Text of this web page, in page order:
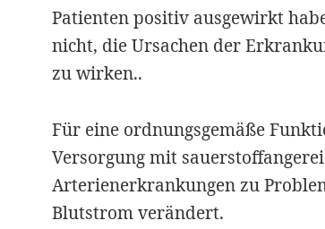
Patienten positiv ausgewirkt
nicht, die Ursachen der
zu wirken..
Für eine ordnungsgemäße
Versorgung mit
Arterienerkrankungen zu
Blutstrom verändert.